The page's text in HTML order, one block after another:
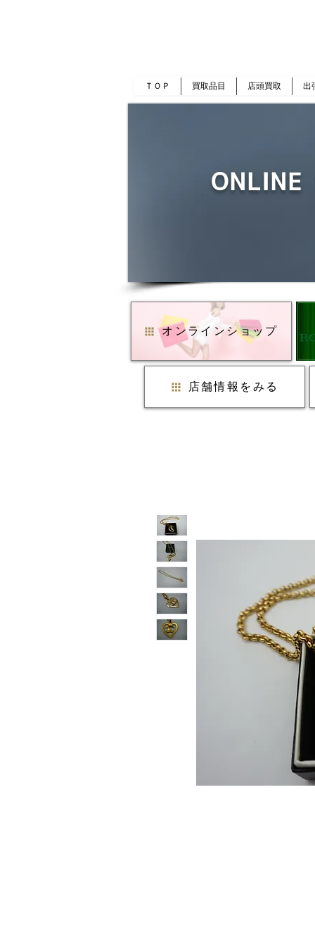
ＴＯＰ 買取品目 店頭買取 出
ONLINE
オンラインショップ
店舗情報をみる